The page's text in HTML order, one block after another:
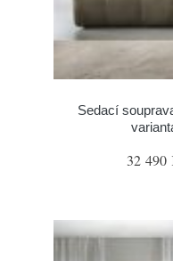
Sedací
32 490